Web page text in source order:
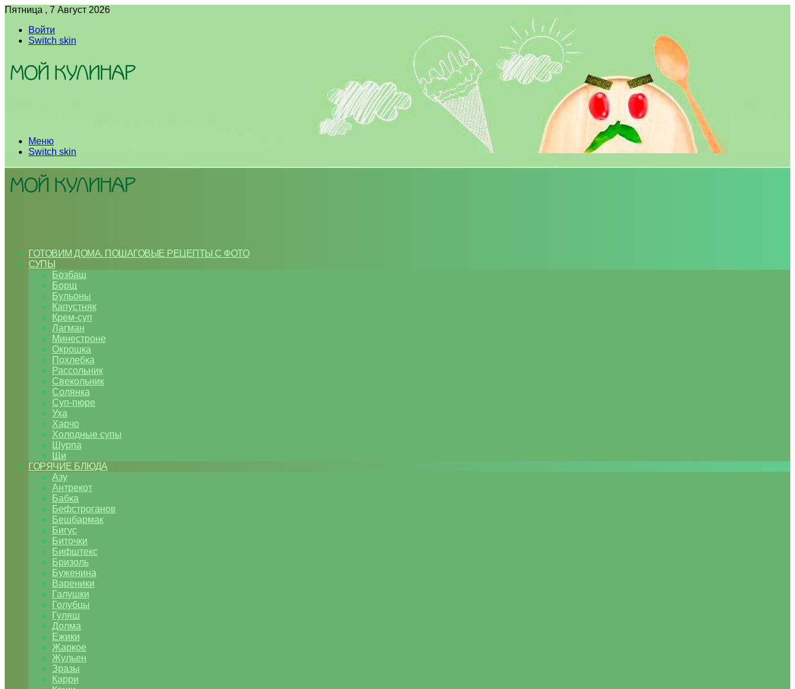
Пятница , 7 Август 2026
Войти
Switch skin
Меню
Switch skin
ГОТОВИМ ДОМА. ПОШАГОВЫЕ РЕЦЕПТЫ С ФОТО
СУПЫ
Бозбаш
Борщ
Бульоны
Капустняк
Крем-суп
Лагман
Минестроне
Окрошка
Похлебка
Рассольник
Свекольник
Солянка
Суп-пюре
Уха
Харчо
Холодные супы
Шурпа
Щи
ГОРЯЧИЕ БЛЮДА
Азу
Антрекот
Бабка
Бефстроганов
Бешбармак
Бигус
Биточки
Бифштекс
Бризоль
Буженина
Вареники
Галушки
Голубцы
Гуляш
Долма
Ежики
Жаркое
Жульен
Зразы
Карри